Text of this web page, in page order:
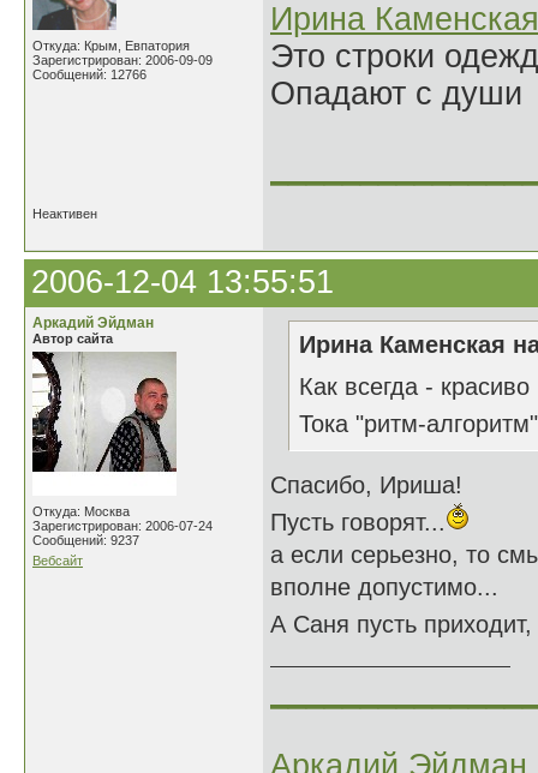
Откуда: Крым, Евпатория
Зарегистрирован: 2006-09-09
Сообщений: 12766
Ирина Каменская
Это строки
Опадают с души
Неактивен
2006-12-04 13:55:51
Аркадий Эйдман
Автор сайта
Откуда: Москва
Зарегистрирован: 2006-07-24
Сообщений: 9237
Вебсайт
Ирина Каменская
Как всегда -
Тока "ритм-
Спасибо, Ириша!
Пусть говорят...
а если серьезно, то
вполне допустимо...
А Саня пусть
Аркадий Эйдман